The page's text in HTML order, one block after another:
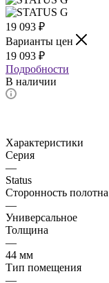
19 093 ₽
Варианты цен
19 093 ₽
Подробности
В наличии
Характеристики
Серия
—
Status
Сторонность полотна
—
Универсальное
Толщина
—
44 мм
Тип помещения
—